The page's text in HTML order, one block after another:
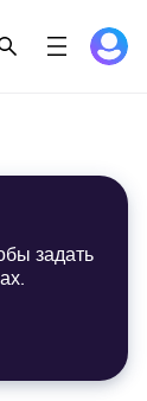
задать